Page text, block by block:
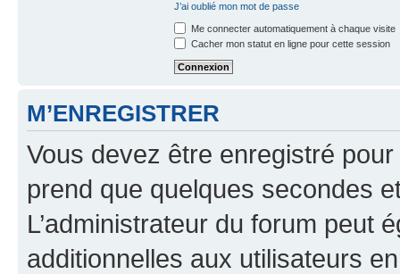
J’ai oublié mon mot de passe
Me connecter automatiquement à chaque visite
Cacher mon statut en ligne pour cette session
M’ENREGISTRER
Vous devez être enregistré
prend que quelques secondes
L’administrateur du forum peut
additionnelles aux utilisateurs